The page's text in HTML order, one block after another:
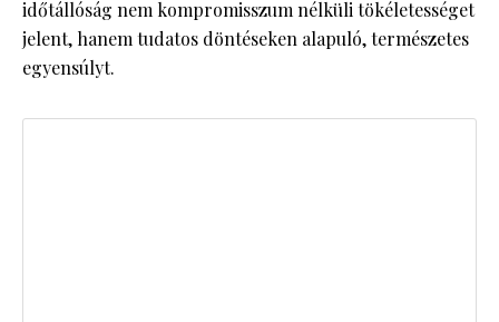
időtállóság nem kompromisszum nélküli tökéletességet
jelent, hanem tudatos döntéseken alapuló, természetes
egyensúlyt.